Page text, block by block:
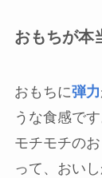
おもちが本
おもちに弾力
うな食感です
モチモチの
って、おい